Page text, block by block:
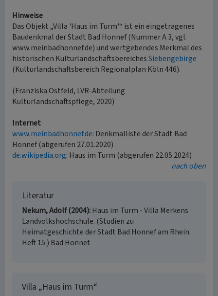
Hinweise
Das Objekt „Villa 'Haus im Turm'“ ist ein eingetragenes
Baudenkmal der Stadt Bad Honnef (Nummer A 3, vgl.
www.meinbadhonnef.de) und wertgebendes Merkmal des
historischen KulturlandschaftsbereichesSiebengebirge
(Kulturlandschaftsbereich Regionalplan Köln 446).
(Franziska Ostfeld, LVR-Abteilung
Kulturlandschaftspflege, 2020)
Internet
www.meinbadhonnef.de: Denkmalliste der Stadt Bad
Honnef (abgerufen 27.01.2020)
de.wikipedia.org: Haus im Turm (abgerufen 22.05.2024)
nach oben
Literatur
Nekum, Adolf (2004) Haus im Turm - Villa Merkens
Landvolkshochschule. (Studien zu
Heimatgeschichte der Stadt Bad Honnef am Rhein.
Heft 15.) Bad Honnef.
Villa „Haus im Turm“